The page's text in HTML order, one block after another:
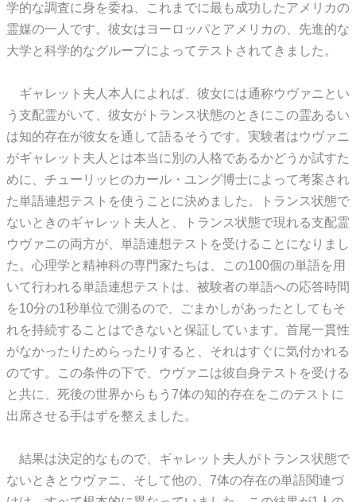
学的な調査に身を委ね、これまでに最も成功したアメリカの
霊媒の一人です。彼女はヨーロッパとアメリカの、先進的な
大学と科学的なグループによってテストされてきました。
ギャレット夫人本人によれば、彼女には通称ウヴァニとい
う支配霊がいて、彼女がトランス状態のときにこの霊あるい
は知的存在が彼女を通して語るそうです。実験者はウヴァニ
がギャレット夫人とは本当に別の人格であるかどうか試すた
めに、チューリッヒのカール・ユング博士によって考案され
た単語連想テストを使うことに決めました。トランス状態で
ないときのギャレット夫人と、トランス状態で現れる支配霊
ウヴァニの両方が、単語連想テストを受けることになりまし
た。心理学と精神科の専門家たちは、この100個の単語を用
いて行われる単語連想テストは、被験者の単語への応答時間
を10分の1秒単位で測るので、ごまかしがあったとしてもそ
れを持続することはできないと保証しています。首尾一貫性
がなかったりためらったりすると、それはすぐに気付かれる
のです。この条件の下で、ウヴァニは彼自身テストを受ける
と共に、死後の世界からもう7体の知的存在をこのテストに
出席させる手はずを整えました。
結果は決定的なもので、ギャレット夫人がトランス状態で
ないときとウヴァニ、そして他の、7体の存在の単語関連づ